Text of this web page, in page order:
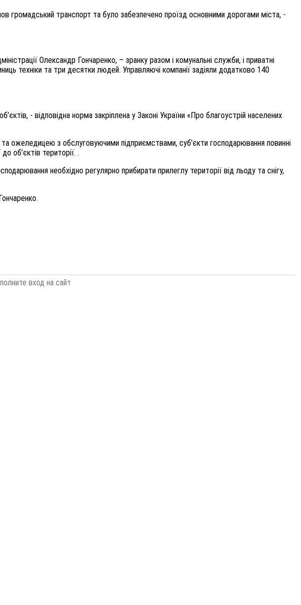
громадський транспорт та було забезпечено проїзд основними дорогами міста, -
Олександр Гончаренко, – зранку разом і комунальні служби, і приватні
техніки та три десятки людей. Управляючі компанії задіяли додатково 140
- відповідна норма закріплена у Законі України «Про благоустрій населених
та ожеледицею з обслуговуючими підприємствами, суб’єкти господарювання повинні
об’єктів території. .
необхідно регулярно прибирати прилеглу території від льоду та снігу,
вход на сайт